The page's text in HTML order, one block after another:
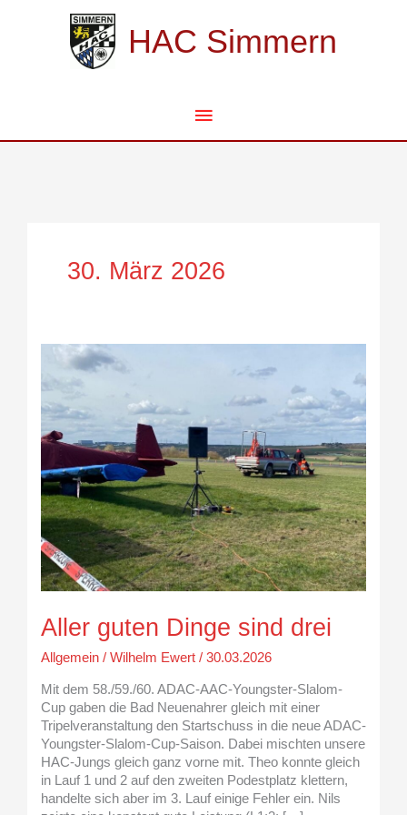
HAC Simmern
30. März 2026
Aller guten Dinge sind drei
Allgemein/ Wilhelm Ewert / 30.03.2026
Mit dem 58./59./60. ADAC-AAC-Youngster-Slalom-
Cup gaben die Bad Neuenahrer gleich mit einer
Tripelveranstaltung den Startschuss in die neue ADAC-
Youngster-Slalom-Cup-Saison. Dabei mischten unsere
HAC-Jungs gleich ganz vorne mit. Theo konnte gleich
in Lauf 1 und 2 auf den zweiten Podestplatz klettern,
handelte sich aber im 3. Lauf einige Fehler ein. Nils
Aller
guten
Dinge
sind